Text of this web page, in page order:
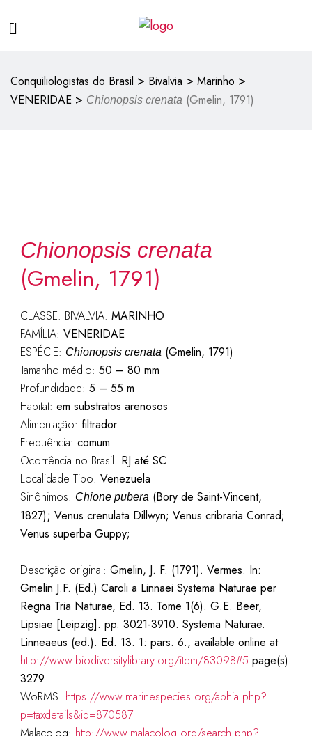
Conquiliologistas do Brasil > Bivalvia > Marinho >
VENERIDAE > Chionopsis crenata (Gmelin, 1791)
Chionopsis crenata
(Gmelin, 1791)
CLASSE: BIVALVIA: MARINHO
FAMÍLIA: VENERIDAE
ESPÉCIE: Chionopsis crenata(Gmelin, 1791)
Tamanho médio: 50 – 80 mm
Profundidade: 5 – 55 m
Habitat: em substratos arenosos
Alimentação: filtrador
Frequência: comum
Ocorrência no Brasil: RJ até SC
Localidade Tipo: Venezuela
Sinônimos: Chione pubera(Bory de Saint-Vincent,
1827); Venus crenulata Dillwyn; Venus cribraria Conrad;
Venus superba Guppy;
Descrição original: Gmelin, J. F. (1791). Vermes. In:
Gmelin J.F. (Ed.) Caroli a Linnaei Systema Naturae per
Regna Tria Naturae, Ed. 13. Tome 1(6). G.E. Beer,
Lipsiae [Leipzig]. pp. 3021-3910. Systema Naturae.
Linneaeus (ed.). Ed. 13. 1: pars. 6., available online at
http://www.biodiversitylibrary.org/item/83098#5 page(s):
3279
WoRMS: https://www.marinespecies.org/aphia.php?
p=taxdetails&id=870587